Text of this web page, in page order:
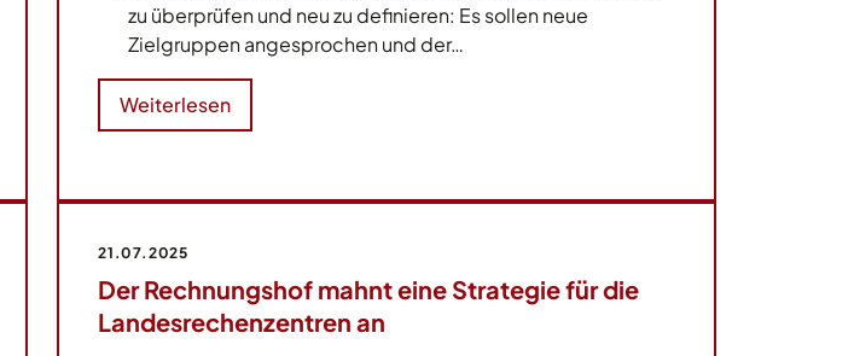
zu überprüfen und neu zu definieren: Es sollen neue
Zielgruppen angesprochen und der…
Weiterlesen
21.07.2025
Der Rechnungshof mahnt eine Strategie für die
Landesrechenzentren an